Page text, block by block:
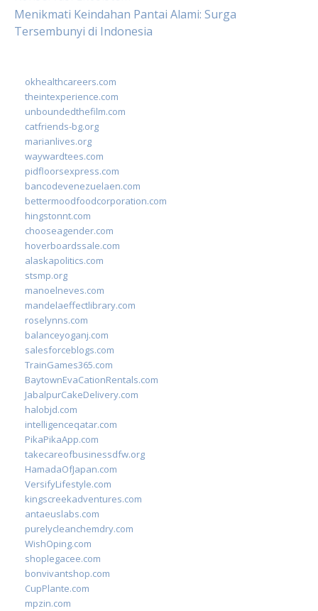
Menikmati Keindahan Pantai Alami: Surga
Tersembunyi di Indonesia
okhealthcareers.com
theintexperience.com
unboundedthefilm.com
catfriends-bg.org
marianlives.org
waywardtees.com
pidfloorsexpress.com
bancodevenezuelaen.com
bettermoodfoodcorporation.com
hingstonnt.com
chooseagender.com
hoverboardssale.com
alaskapolitics.com
stsmp.org
manoelneves.com
mandelaeffectlibrary.com
roselynns.com
balanceyoganj.com
salesforceblogs.com
TrainGames365.com
BaytownEvaCationRentals.com
JabalpurCakeDelivery.com
halobjd.com
intelligenceqatar.com
PikaPikaApp.com
takecareofbusinessdfw.org
HamadaOfJapan.com
VersifyLifestyle.com
kingscreekadventures.com
antaeuslabs.com
purelycleanchemdry.com
WishOping.com
shoplegacee.com
bonvivantshop.com
CupPlante.com
mpzin.com